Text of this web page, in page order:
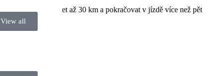
View all
na jedno nabití ujet až 30 km a pokračovat v jízdě více než pět